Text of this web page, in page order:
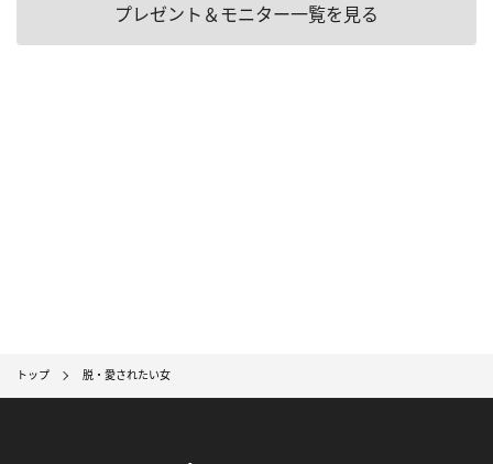
プレゼント＆モニター一覧を見る
トップ 脱・愛されたい女